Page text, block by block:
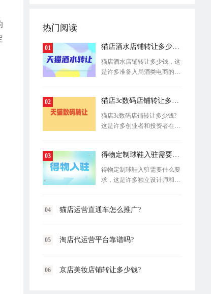
热门阅读
01 猫店酒水店铺转让多少钱？
猫店酒水店铺转让多少钱，这
是许多准备入局酒类电商的创
02 猫店3c数码店铺转让多少钱?
猫店3c数码店铺转让多少钱?
这是许多创业者和投资者在进
03 得物定制球鞋入驻需要什么要求？
得物定制球鞋入驻需要什么要
求，这是许多独立设计师和球
04 猫店运营直通车怎么推广?
05 淘店代运营平台靠谱吗?
06 京店美妆店铺转让多少钱?